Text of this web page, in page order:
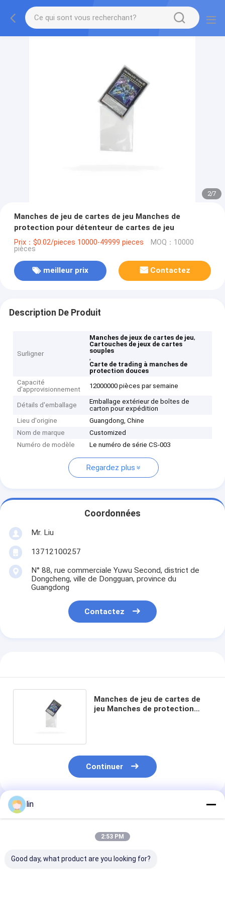
2/7
Manches de jeu de cartes de jeu Manches de
protection pour détenteur de cartes de jeu
Prix：$0.02/pieces 10000-49999 pieces MOQ：10000
pièces
meilleur prix Contactez
Description De Produit
Surligner
Manches de jeux de cartes de jeu,
Cartouches de jeux de cartes
souples
,
Carte de trading à manches de
protection douces
Capacité
d'approvisionnement
12000000 pièces par semaine
Détails d'emballage
Emballage extérieur de boîtes de
carton pour expédition
Lieu d'origine
Guangdong, Chine
Nom de marque
Customized
Numéro de modèle
Le numéro de série CS-003
Regardez plus
Coordonnées
Mr. Liu
13712100257
N° 88, rue commerciale Yuwu Second, district de
Dongcheng, ville de Dongguan, province du
Guangdong
Contactez
Manches de jeu de cartes de
jeu Manches de protection
Continuer
Produits Recommandés
lin
2:53 PM
Good day, what product are you looking for?